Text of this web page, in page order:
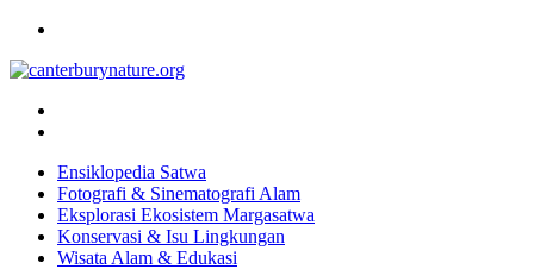
Skip
content
Tur Alam dan Margasatwa Terbaik di Canterbury
Ensiklopedia Satwa
Fotografi & Sinematografi Alam
Eksplorasi Ekosistem Margasatwa
Konservasi & Isu Lingkungan
Wisata Alam & Edukasi